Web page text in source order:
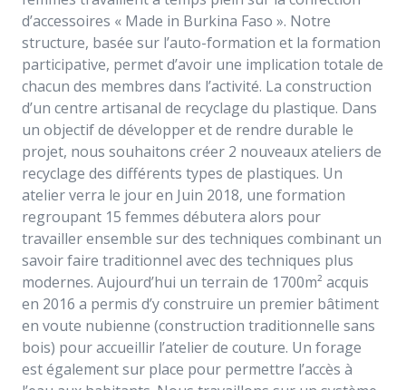
d’accessoires « Made in Burkina Faso ». Notre
structure, basée sur l’auto-formation et la formation
participative, permet d’avoir une implication totale de
chacun des membres dans l’activité. La construction
d’un centre artisanal de recyclage du plastique. Dans
un objectif de développer et de rendre durable le
projet, nous souhaitons créer 2 nouveaux ateliers de
recyclage des différents types de plastiques. Un
atelier verra le jour en Juin 2018, une formation
regroupant 15 femmes débutera alors pour
travailler ensemble sur des techniques combinant un
savoir faire traditionnel avec des techniques plus
modernes. Aujourd’hui un terrain de 1700m² acquis
en 2016 a permis d’y construire un premier bâtiment
en voute nubienne (construction traditionnelle sans
bois) pour accueillir l’atelier de couture. Un forage
est également sur place pour permettre l’accès à